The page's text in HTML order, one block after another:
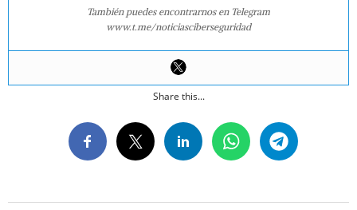
También puedes encontrarnos en Telegram
www.t.me/noticiasciberseguridad
Share this...